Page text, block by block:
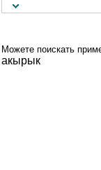
Можете поискать
акырык